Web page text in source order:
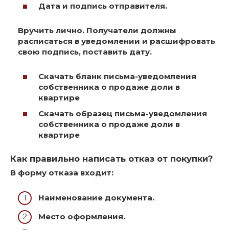
Дата и подпись отправителя.
Вручить лично. Получатели должны
расписаться в уведомлении и расшифровать
свою подпись, поставить дату.
Скачать бланк письма-уведомления
собственника о продаже доли в
квартире
Скачать образец письма-уведомления
собственника о продаже доли в
квартире
Как правильно написать отказ от покупки?
В форму отказа входит:
Наименование документа.
Место оформления.